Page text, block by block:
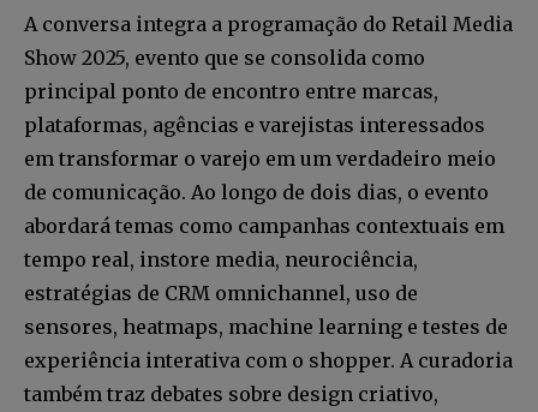
A conversa integra a programação do Retail Media
Show 2025, evento que se consolida como
principal ponto de encontro entre marcas,
plataformas, agências e varejistas interessados
em transformar o varejo em um verdadeiro meio
de comunicação. Ao longo de dois dias, o evento
abordará temas como campanhas contextuais em
tempo real, instore media, neurociência,
estratégias de CRM omnichannel, uso de
sensores, heatmaps, machine learning e testes de
experiência interativa com o shopper. A curadoria
também traz debates sobre design criativo,